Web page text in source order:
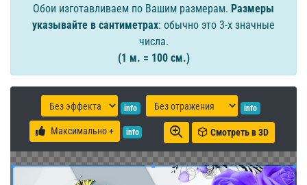
Обои изготавливаем по Вашим размерам. Размеры
указывайте в сантиметрах: обычно это 3-х значные
числа.
(1 м. = 100 см.)
info info
Максимально + info Смотреть в 3D